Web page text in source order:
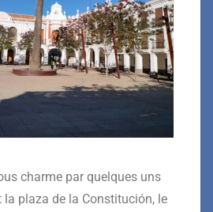
charme par quelques uns
plaza de la Constitución, le